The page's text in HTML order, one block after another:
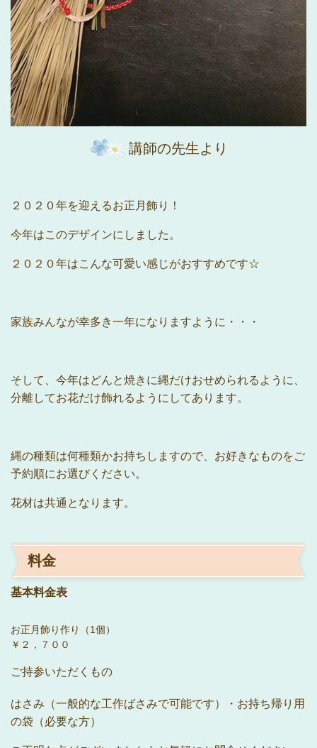
講師の先生より
２０２０年を迎えるお正月飾り！
今年はこのデザインにしました。
２０２０年はこんな可愛い感じがおすすめです☆
家族みんなが幸多き一年になりますように・・・
そして、今年はどんと焼きに縄だけおせめられるように、
分離してお花だけ飾れるようにしてあります。
縄の種類は何種類かお持ちしますので、お好きなものをご
予約順にお選びください。
花材は共通となります。
料金
基本料金表
お正月飾り作り（1個）
￥２ ，７００
ご持参いただくもの
はさみ（一般的な工作ばさみで可能です）・お持ち帰り用
の袋（必要な方）